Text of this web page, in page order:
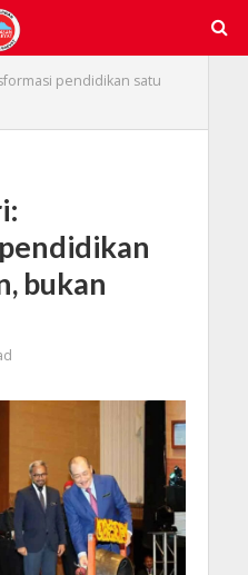
pendidikan satu
bukan